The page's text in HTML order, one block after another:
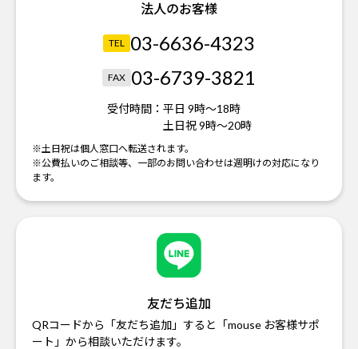
法人のお客様
TEL 03-6636-4323
FAX 03-6739-3821
受付時間： 平日 9時～18時
土日祝 9時～20時
※土日祝は個人窓口へ転送されます。
※公費払いのご相談等、一部のお問い合わせは週明けの対応になり
ます。
友だち追加
QRコードから「友だち追加」すると「mouse お客様サポ
ート」から相談いただけます。